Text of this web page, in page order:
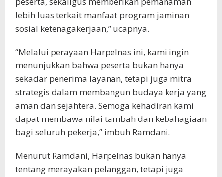
lebih luas terkait manfaat program jaminan
sosial ketenagakerjaan,” ucapnya.
“Melalui perayaan Harpelnas ini, kami ingin
menunjukkan bahwa peserta bukan hanya
sekadar penerima layanan, tetapi juga mitra
strategis dalam membangun budaya kerja yang
aman dan sejahtera. Semoga kehadiran kami
dapat membawa nilai tambah dan kebahagiaan
bagi seluruh pekerja,” imbuh Ramdani.
Menurut Ramdani, Harpelnas bukan hanya
tentang merayakan pelanggan, tetapi juga